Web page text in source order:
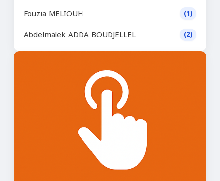
Fouzia MELIOUH (1)
Abdelmalek ADDA BOUDJELLEL (2)